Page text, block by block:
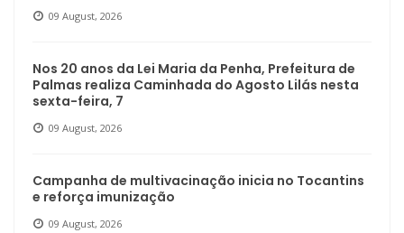
09 August, 2026
Nos 20 anos da Lei Maria da Penha, Prefeitura de
Palmas realiza Caminhada do Agosto Lilás nesta
sexta-feira, 7
09 August, 2026
Campanha de multivacinação inicia no Tocantins
e reforça imunização
09 August, 2026